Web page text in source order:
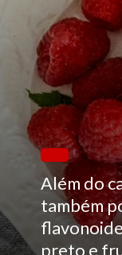
Além do
também
preto e